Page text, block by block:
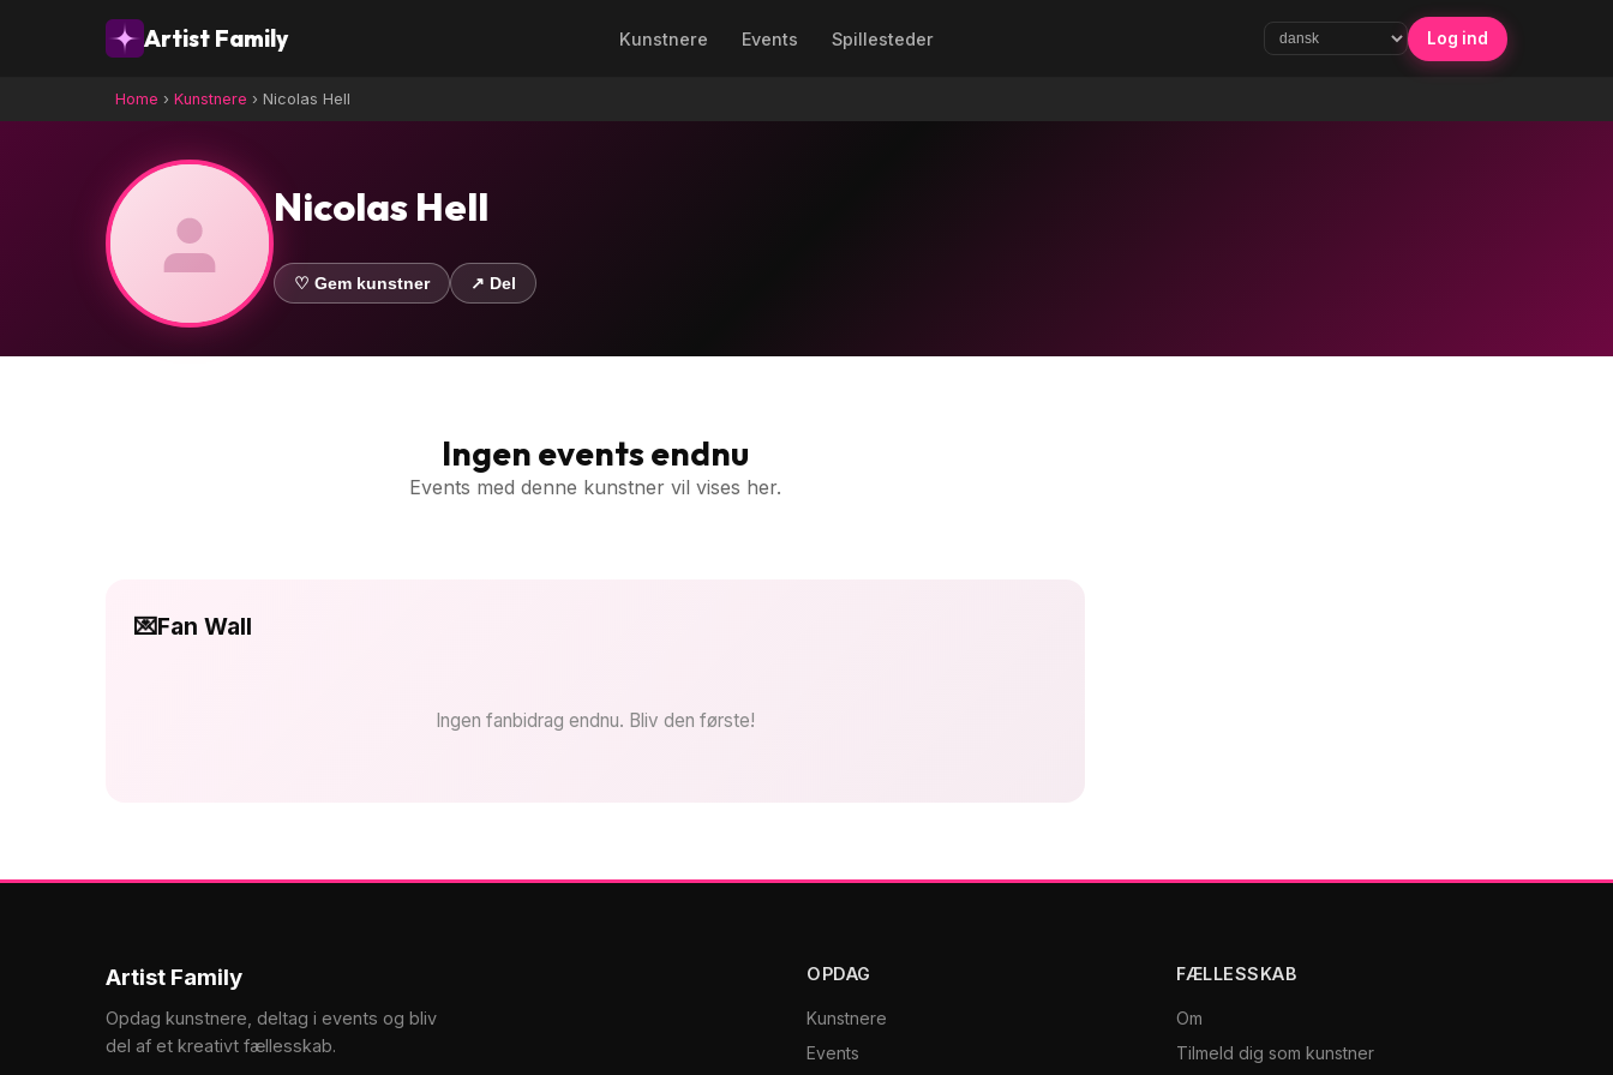
Artist Family Kunstnere Events Spillesteder Log ind
Home › Kunstnere › Nicolas Hell
Nicolas Hell
♡ Gem kunstner ↗ Del
Ingen events endnu
Events med denne kunstner vil vises her.
💌Fan Wall
Ingen fanbidrag endnu. Bliv den første!
Artist Family
Opdag kunstnere, deltag i events og bliv
del af et kreativt fællesskab.
OPDAG
Kunstnere
Events
FÆLLESSKAB
Om
Tilmeld dig som kunstner